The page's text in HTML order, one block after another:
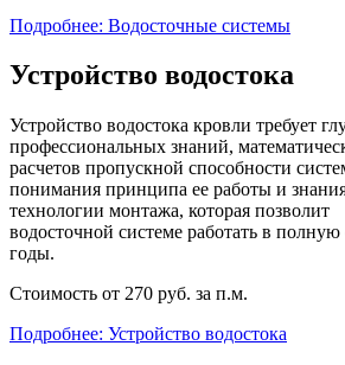
Подробнее: Водосточные системы
Устройство водостока
Устройство водостока кровли требует
профессиональных знаний,
расчетов пропускной способности
понимания принципа ее работы и
технологии монтажа, которая позволит
водосточной системе работать в
годы.
Стоимость от 270 руб. за п.м.
Подробнее: Устройство водостока